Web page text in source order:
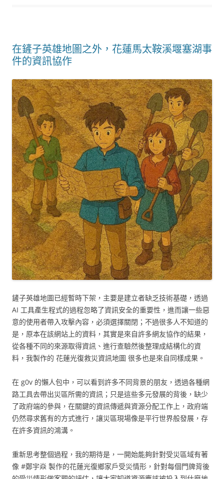
在鏟子英雄地圖之外，花蓮馬太鞍溪堰塞湖事
件的資訊協作
鏟子英雄地圖已經暫時下架，主要是建立者缺乏技術基礎，透過
AI 工具產生程式的過程忽略了資訊安全的重要性，進而讓一些惡
意的使用者帶入攻擊內容，必須選擇關閉；不過很多人不知道的
是，原本在該網站上的資料，其實是來自許多網友協作的結果，
從各種不同的來源取得資訊、進行查驗然後整理成結構化的資
料，我製作的 花蓮光復救災資訊地圖 很多也是來自同樣成果。
在 g0v 的懶人包中，可以看到許多不同背景的朋友，透過各種網
路工具去帶出災區所需的資訊；只是這些多元發展的背後，缺少
了政府端的參與，在關鍵的資訊傳遞與資源分配工作上，政府端
仍然尋求舊有的方式進行，讓災區現場像是平行世界般發展，存
在許多資訊的鴻溝。
重新思考整個過程，我的期待是，一開始能夠針對受災區域有著
像 #鄭宇焱 製作的花蓮光復鄉家戶受災情形，針對每個門牌背後